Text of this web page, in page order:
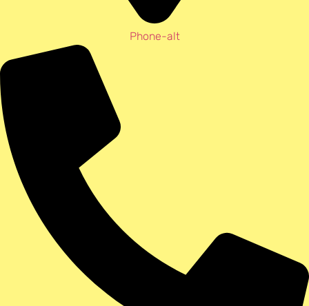
Phone-alt